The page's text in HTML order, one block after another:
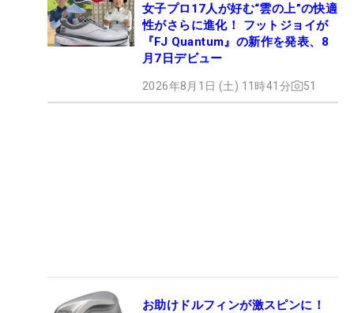
女子プロ17人が好む“雲の上”の快適
性がさらに進化！ フットジョイが
『FJ Quantum』の新作を発表、8
月7日デビュー
2026年8月1日 (土) 11時41分 51
お助けドルフィンが激スピンに！